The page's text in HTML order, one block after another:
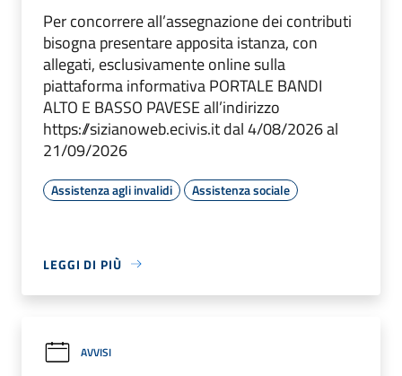
Per concorrere all’assegnazione dei contributi
bisogna presentare apposita istanza, con
allegati, esclusivamente online sulla
piattaforma informativa PORTALE BANDI
ALTO E BASSO PAVESE all’indirizzo
https://sizianoweb.ecivis.it dal 4/08/2026 al
21/09/2026
Assistenza agli invalidi Assistenza sociale
LEGGI DI PIÙ
AVVISI